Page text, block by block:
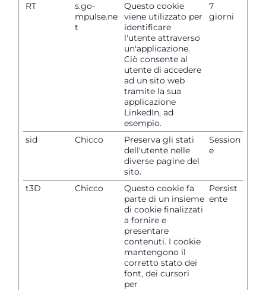
RT
s.go-
mpulse.ne
t
Questo cookie
viene utilizzato per
identificare
l'utente attraverso
un'applicazione.
Ciò consente al
utente di accedere
ad un sito web
tramite la sua
applicazione
LinkedIn, ad
esempio.
7
giorni
sid Chicco
Preserva gli stati
dell'utente nelle
diverse pagine del
sito.
Session
e
t3D Chicco
Questo cookie fa
parte di un insieme
di cookie finalizzati
a fornire e
presentare
contenuti. I cookie
mantengono il
corretto stato dei
font, dei cursori
per
Persist
ente